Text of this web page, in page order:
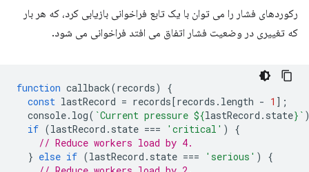
رکوردهای فشار را می توان با یک تابع فراخوانی بازیابی کرد، که هر بار
که تغییری در وضعیت فشار اتفاق می افتد فراخوانی می شود.
function callback(records)
{
const lastRecord = records[records . length - 1 ];
console. log( `Current pressure ${lastRecord . state} `
if (lastRecord . state === 'critical' )
{
// Reduce workers load by 4.
} else if (lastRecord . state === 'serious' )
{